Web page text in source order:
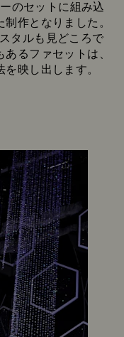
のセットに組み込
作となりました。
タルも見どころで
るファセットは、
映し出します。